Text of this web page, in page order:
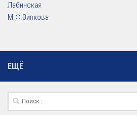
Лабинская
М.Ф.Зинкова
ЕЩЁ
Найти: